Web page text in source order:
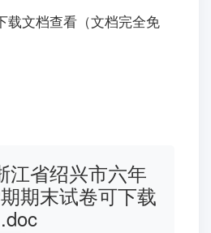
载文档查看（文档完全免
江省绍兴市六年
期末试卷可下载